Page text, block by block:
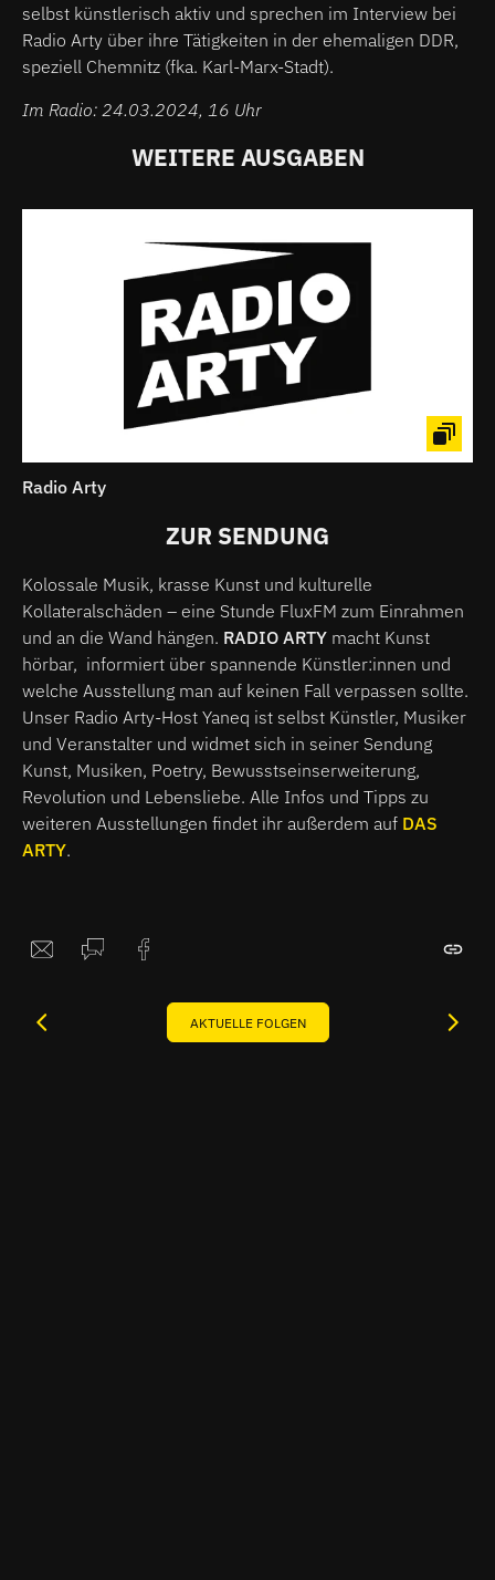
selbst künstlerisch aktiv und sprechen im Interview bei
Radio Arty über ihre Tätigkeiten in der ehemaligen DDR,
speziell Chemnitz (fka. Karl-Marx-Stadt).
Im Radio: 24.03.2024, 16 Uhr
WEITERE AUSGABEN
Radio Arty
ZUR SENDUNG
Kolossale Musik, krasse Kunst und kulturelle
Kollateralschäden – eine Stunde FluxFM zum Einrahmen
und an die Wand hängen. RADIO ARTY macht Kunst
hörbar, informiert über spannende Künstler:innen und
welche Ausstellung man auf keinen Fall verpassen sollte.
Unser Radio Arty-Host Yaneq ist selbst Künstler, Musiker
und Veranstalter und widmet sich in seiner Sendung
Kunst, Musiken, Poetry, Bewusstseinserweiterung,
Revolution und Lebensliebe. Alle Infos und Tipps zu
weiteren Ausstellungen findet ihr außerdem auf DAS
ARTY.
AKTUELLE FOLGEN